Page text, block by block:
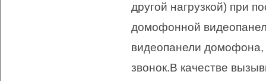
другой нагрузкой) при
домофонной
видеопанели домофона,
звонок.В качестве